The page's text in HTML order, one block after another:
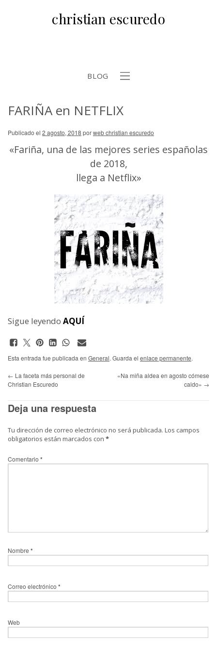
christian escuredo
BLOG
FARIÑA en NETFLIX
Publicado el 2 agosto, 2018 porweb christian escuredo
«Fariña, una de las mejores series españolas
de 2018,
llega a Netflix»
Sigue leyendo AQUÍ
Esta entrada fue publicada en General. Guarda el enlace permanente.
← La faceta más personal de
Christian Escuredo
«Na miña aldea en agosto cómese
caldo» →
Deja una respuesta
Tu dirección de correo electrónico no será publicada. Los campos
obligatorios están marcados con *
Comentario *
Nombre *
Correo electrónico *
Web